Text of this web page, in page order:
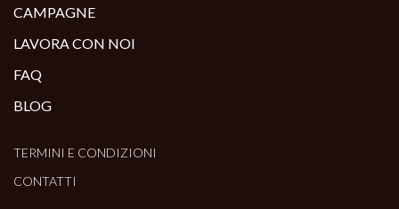
CAMPAGNE
LAVORA CON NOI
FAQ
BLOG
TERMINI E CONDIZIONI
CONTATTI